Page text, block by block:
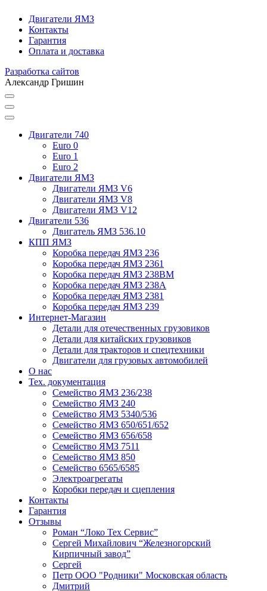
Двигатели ЯМЗ
Контакты
Гарантия
Оплата и доставка
Разработка сайтов
Александр Гришин
Двигатели 740
Euro 0
Euro 1
Euro 2
Двигатели ЯМЗ
Двигатели ЯМЗ V6
Двигатели ЯМЗ V8
Двигатели ЯМЗ V12
Двигатели 536
Двигатель ЯМЗ 536.10
КПП ЯМЗ
Коробка передач ЯМЗ 236
Коробка передач ЯМЗ 2361
Коробка передач ЯМЗ 238ВМ
Коробка передач ЯМЗ 238А
Коробка передач ЯМЗ 2381
Коробка передач ЯМЗ 239
Интернет-Магазин
Детали для отечественных грузовиков
Детали для китайских грузовиков
Детали для тракторов и спецтехники
Двигатели для грузовых автомобилей
О нас
Тех. документация
Семейство ЯМЗ 236/238
Семейство ЯМЗ 240
Семейство ЯМЗ 5340/536
Семейство ЯМЗ 650/651/652
Семейство ЯМЗ 656/658
Семейство ЯМЗ 7511
Семейство ЯМЗ 850
Семейство 6565/6585
Электроагрегаты
Коробки передач и сцепления
Контакты
Гарантия
Отзывы
Роман “Локо Тех Сервис”
Сергей Михайлович “Железногорский
Кирпичный завод”
Сергей
Петр ООО "Родники" Московская область
Дмитрий